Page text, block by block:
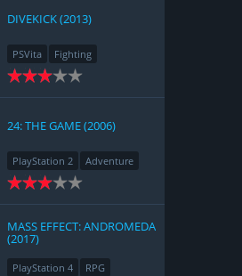
DIVEKICK (2013)
PSVita Fighting
24: THE GAME (2006)
PlayStation 2 Adventure
MASS EFFECT: ANDROMEDA
(2017)
PlayStation 4 RPG